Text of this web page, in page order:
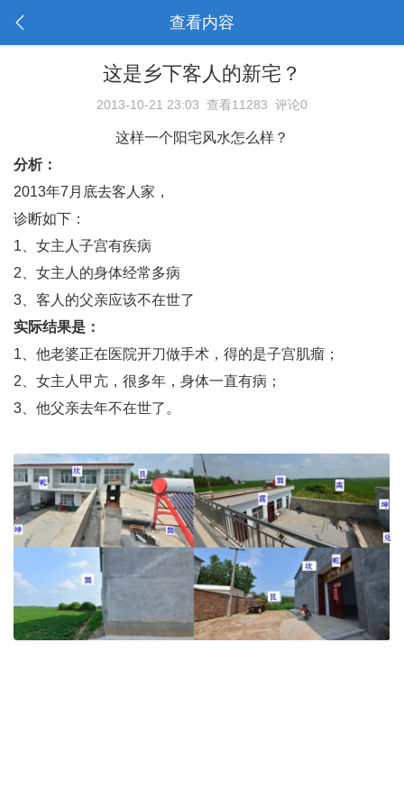
查看内容
这是乡下客人的新宅？
2013-10-21 23:03 查看11283 评论0
这样一个阳宅风水怎么样？
分析：
2013年7月底去客人家，
诊断如下：
1、女主人子宫有疾病
2、女主人的身体经常多病
3、客人的父亲应该不在世了
实际结果是：
1、他老婆正在医院开刀做手术，得的是子宫肌瘤；
2、女主人甲亢，很多年，身体一直有病；
3、他父亲去年不在世了。